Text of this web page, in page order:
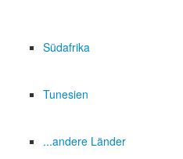
Südafrika
Tunesien
...andere Länder